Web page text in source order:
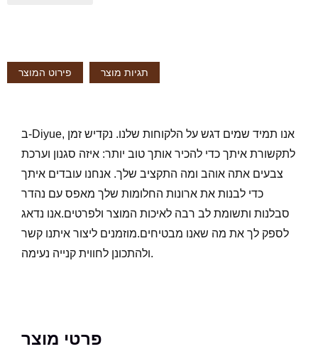
פירוט המוצר תגיות מוצר
ב-Diyue, אנו תמיד שמים דגש על הלקוחות שלנו. נקדיש זמן
לתקשורת איתך כדי להכיר אותך טוב יותר: איזה סגנון וערכת
צבעים אתה אוהב ומה התקציב שלך. אנחנו עובדים איתך
כדי לבנות את ארונות החלומות שלך מאפס עם נהדר
סבלנות ותשומת לב רבה לאיכות המוצר ולפרטים.אנו נדאג
לספק לך את מה שאנו מבטיחים.מוזמנים ליצור איתנו קשר
ולהתכונן לחווית קנייה נעימה.
פרטי מוצר